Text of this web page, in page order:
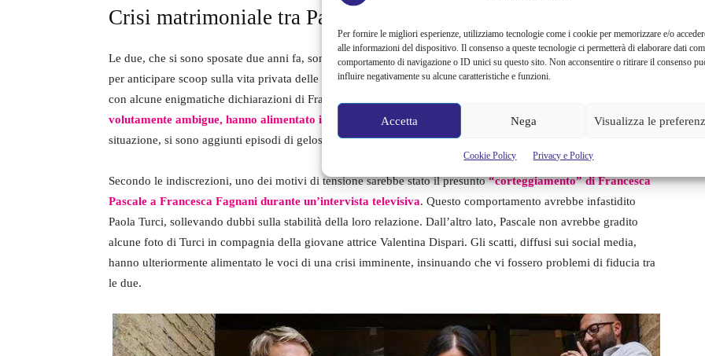
Per fornire le migliori esperienze, utilizziamo tecnologie come i cookie per memorizzare e/o
alle informazioni del dispositivo. Il consenso a queste tecnologie ci permetterà di elaborare dati
comportamento di navigazione o ID unici su questo sito. Non acconsentire o ritirare il consenso
influire negativamente su alcune caratteristiche e funzioni.
Accetta Nega Visualizza le
Cookie Policy Privacy e Policy
Crisi matrimoniale tra Paola Turci e Francesca Pascale
Le due, che si sono sposate due anni fa, sono state al centro di indiscrezioni diffuse da Dagospia, un sito noto
per anticipare scoop sulla vita privata delle celebrità. Le speculazioni sulla presunta separazione sono iniziate
con alcune enigmatiche dichiarazioni di Francesca Pascale su Instagram.
volutamente ambigue, hanno alimentato i sospetti dei fan e degli osservatori attenti. A complicare la
situazione, si sono aggiunti episodi di gelosia tra le due, amplificando l’attenzione mediatica.
Secondo le indiscrezioni, uno dei motivi di tensione sarebbe stato il presunto“corteggiamento” di Francesca
Pascale a Francesca Fagnani durante un’intervista televisiva. Questo comportamento avrebbe infastidito
Paola Turci, sollevando dubbi sulla stabilità della loro relazione. Dall’altro lato, Pascale non avrebbe gradito
alcune foto di Turci in compagnia della giovane attrice Valentina Dispari. Gli scatti, diffusi sui social media,
hanno ulteriormente alimentato le voci di una crisi imminente, insinuando che vi fossero problemi di fiducia tra
le due.